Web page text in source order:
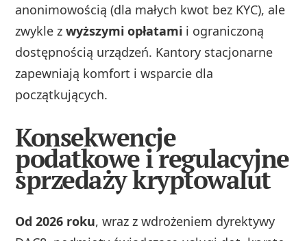
anonimowością (dla małych kwot bez KYC), ale
zwykle zwyższymi opłatami i ograniczoną
dostępnością urządzeń. Kantory stacjonarne
zapewniają komfort i wsparcie dla
początkujących.
Konsekwencje
podatkowe i regulacyjne
sprzedaży kryptowalut
Od 2026 roku, wraz z wdrożeniem dyrektywy